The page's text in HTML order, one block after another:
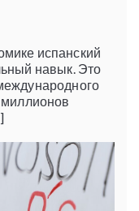
испанский
навык. Это
миллионов